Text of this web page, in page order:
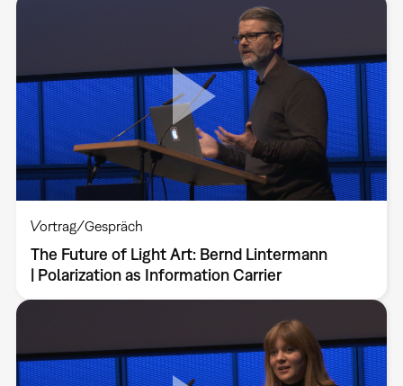
Vortrag/Gespräch
The Future of Light Art: Bernd Lintermann
| Polarization as Information Carrier